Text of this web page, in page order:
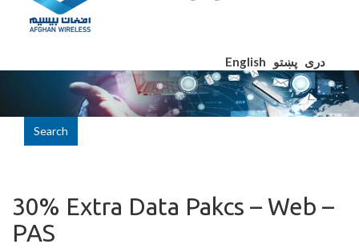
English دری پښتو
Search
30% Extra Data Pakcs – Web –
PAS